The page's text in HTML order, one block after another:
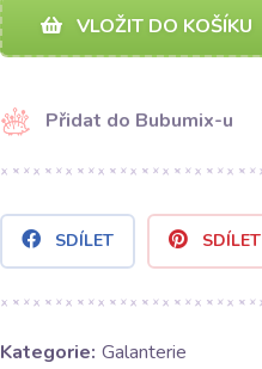
VLOŽIT DO KOŠÍKU
Přidat do Bubumix-u
SDÍLET SDÍLET
Kategorie: Galanterie